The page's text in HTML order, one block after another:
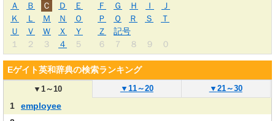
Ａ
Ｂ Ｃ Ｄ Ｅ Ｆ Ｇ Ｈ Ｉ
Ｊ
Ｋ
Ｌ Ｍ Ｎ Ｏ Ｐ Ｑ Ｒ Ｓ
Ｔ
Ｕ
Ｖ Ｗ Ｘ Ｙ Ｚ
記号
１
２ ３ ４ ５ ６ ７ ８ ９ ０
Eゲイト英和辞典の検索ランキング
▼1～10 ▼ 11～20 ▼ 21～30
1
employee